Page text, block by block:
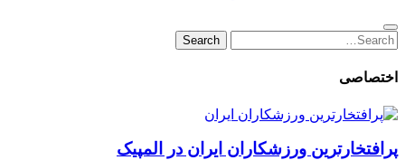
Search
for:
Search
اختصاصی
پرافتخارترین ورزشکاران ایران در المپیک